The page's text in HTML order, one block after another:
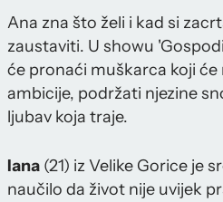
Ana zna što želi i kad si
zaustaviti. U showu
će pronaći muškarca koji
ambicije, podržati njezine
ljubav koja traje.
Iana (21) iz Velike Gorice je
naučilo da život nije uvijek